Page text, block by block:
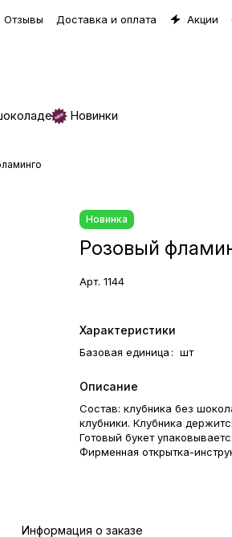
Отзывы Доставка и оплата Акции
Новинки
Новинка
Розовый
Арт.1144
Характеристики
Базовая единица: шт
Описание
Состав: клубника без
клубники. Клубника
Готовый букет
Фирменная открытка-
Информация о заказе